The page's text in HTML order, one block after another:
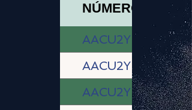
NÚMERO DE
AACU2Y-0204-
AACU2Y-0203-
AACU2Y-0191-